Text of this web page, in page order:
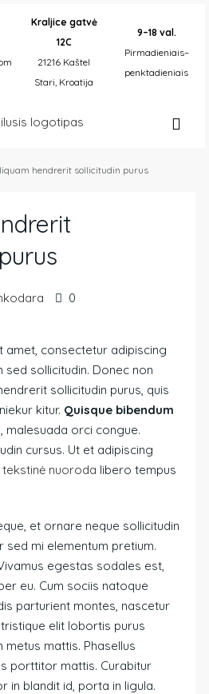
Kraljice gatvė
12C
21216 Kaštel
Stari, Kroatija
9–18 val.
Pirmadieniais–
penktadieniais
hendrerit sollicitudin purus
0
amet, consectetur adipiscing
sed sollicitudin. Donec non
sollicitudin purus, quis
kitur. Quisque bibendum
, malesuada orci congue.
cursus. Ut et adipiscing
nuoroda libero tempus
et ornare neque sollicitudin
mi elementum pretium.
egestas sodales est,
eu. Cum sociis natoque
parturient montes, nascetur
elit lobortis purus
metus mattis. Phasellus
porttitor mattis. Curabitur
in blandit id, porta in ligula.